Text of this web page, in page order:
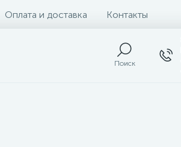
Оплата и доставка Контакты
Поиск